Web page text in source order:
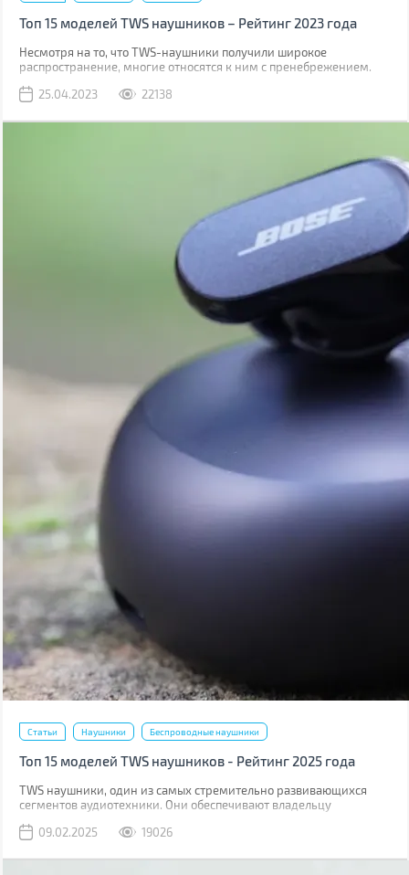
Топ 15 моделей TWS наушников – Рейтинг 2023 года
Несмотря на то, что TWS-наушники получили широкое
распространение, многие относятся к ним с пренебрежением.
25.04.2023
22138
Статьи Наушники Беспроводные наушники
Топ 15 моделей TWS наушников - Рейтинг 2025 года
TWS наушники, один из самых стремительно развивающихся
сегментов аудиотехники. Они обеспечивают владельцу
появилось немало новинок, в том числе даже бюджетные модели
09.02.2025 19026